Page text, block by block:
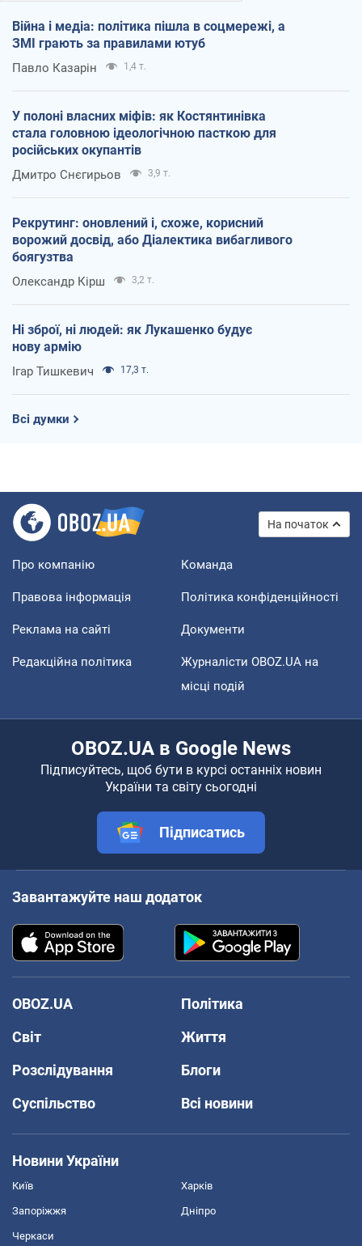
Війна і медіа: політика пішла в соцмережі, а
ЗМІ грають за правилами ютуб
Павло Казарін 1,4 т.
У полоні власних міфів: як Костянтинівка
стала головною ідеологічною пасткою для
російських окупантів
Дмитро Снєгирьов 3,9 т.
Рекрутинг: оновлений і, схоже, корисний
ворожий досвід, або Діалектика вибагливого
боягузтва
Олександр Кірш 3,2 т.
Ні зброї, ні людей: як Лукашенко будує
нову армію
Ігар Тишкевич 17,3 т.
Всі думки
На початок
Про компанію Команда
Правова інформація Політика конфіденційності
Реклама на сайті Документи
Редакційна політика
Журналісти OBOZ.UA на
місці подій
OBOZ.UA в Google News
Підписуйтесь, щоб бути в курсі останніх новин
України та світу сьогодні
Підписатись
Завантажуйте наш додаток
OBOZ.UA
Політика
Світ
Життя
Розслідування
Блоги
Суспільство
Всі новини
Новини України
Київ Харків
Запоріжжя Дніпро
Черкаси